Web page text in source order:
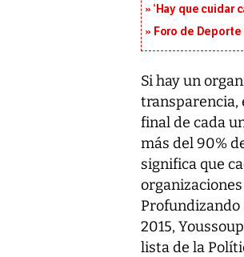
‘Hay que cuidar
Foro de
Si hay un
transparencia,
final de cada
más del 90%
significa que
Profundizando
2015,
lista de la